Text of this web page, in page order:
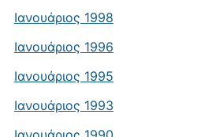
Ιανουάριος 1998
Ιανουάριος 1996
Ιανουάριος 1995
Ιανουάριος 1993